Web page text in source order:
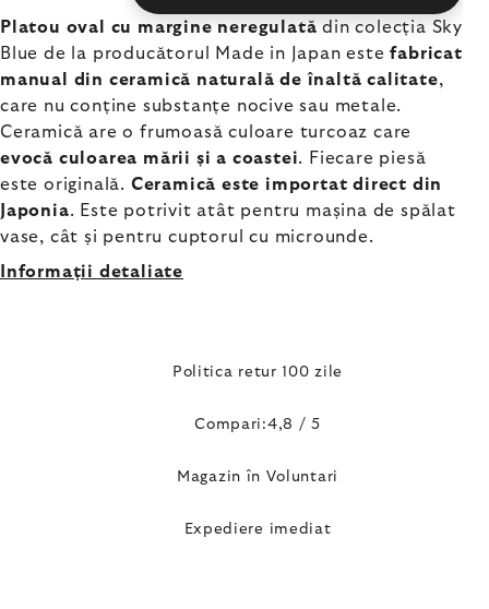
Platou oval cu margine neregulată din colecția Sky
Blue de la producătorul Made in Japan este fabricat
manual din ceramică naturală de înaltă calitate,
care nu conține substanțe nocive sau metale.
Ceramică are o frumoasă culoare turcoaz care
evocă culoarea mării și a coastei. Fiecare piesă
este originală. Ceramică este importat direct din
Japonia. Este potrivit atât pentru mașina de spălat
vase, cât și pentru cuptorul cu microunde.
Informaţii detaliate
Politica retur 100 zile
Compari:4,8 / 5
Magazin în Voluntari
Expediere imediat